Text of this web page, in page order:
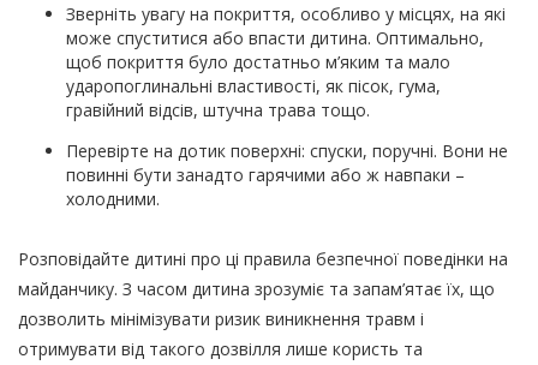
Зверніть увагу на покриття, особливо у місцях, на які
може спуститися або впасти дитина. Оптимально,
щоб покриття було достатньо м’яким та мало
ударопоглинальні властивості, як пісок, гума,
гравійний відсів, штучна трава тощо.
Перевірте на дотик поверхні: спуски, поручні. Вони не
повинні бути занадто гарячими або ж навпаки –
холодними.
Розповідайте дитині про ці правила безпечної поведінки на
майданчику. З часом дитина зрозуміє та запам’ятає їх, що
дозволить мінімізувати ризик виникнення травм і
отримувати від такого дозвілля лише користь та